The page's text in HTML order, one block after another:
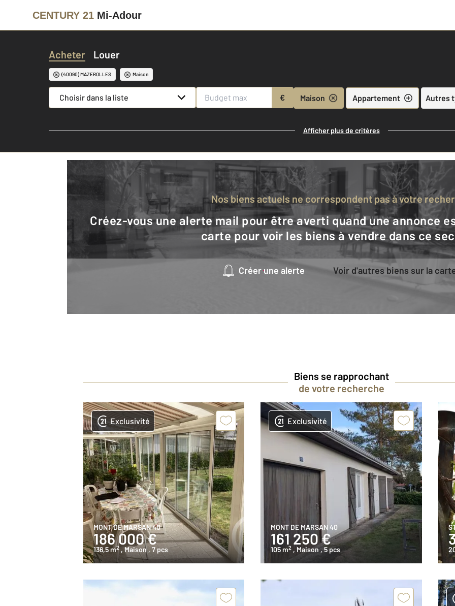
CENTURY 21 Mi-Adour
Acheter Louer
(40090) MAZEROLLES Maison
Choisir dans la liste € Maison Appartement Autres
Afficher plus de critères
Nos biens actuels ne correspondent pas à votre
Créez-vous une alerte mail pour être averti quand une annonce est en ligne et consultez la
carte pour voir les biens à vendre dans ce
Créer une alerte Voir d'autres biens sur la
Biens se rapprochant
de votre recherche
Exclusivité
MONT DE MARSAN 40
186 000 €
136,5 m2 , Maison , 7 pcs
Exclusivité
MONT DE MARSAN 40
161 250 €
105 m2 , Maison, 5 pcs